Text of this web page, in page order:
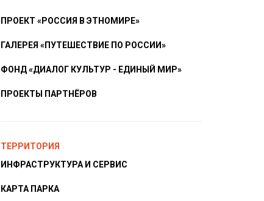
ПРОЕКТ «РОССИЯ В ЭТНОМИРЕ»
ГАЛЕРЕЯ «ПУТЕШЕСТВИЕ ПО РОССИИ»
ФОНД «ДИАЛОГ КУЛЬТУР - ЕДИНЫЙ МИР»
ПРОЕКТЫ ПАРТНЁРОВ
ТЕРРИТОРИЯ
ИНФРАСТРУКТУРА И СЕРВИС
КАРТА ПАРКА